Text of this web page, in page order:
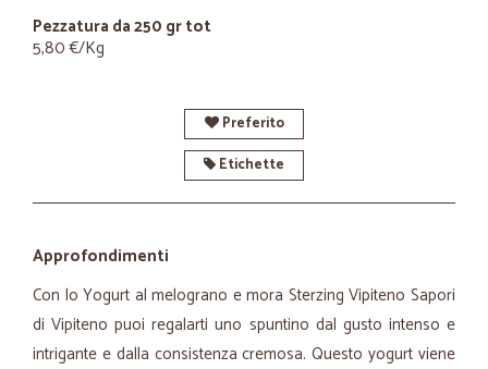
Pezzatura da 250 gr tot
5,80 €/Kg
Preferito
Etichette
Approfondimenti
Con lo Yogurt al melograno e mora Sterzing Vipiteno Sapori
di Vipiteno puoi regalarti uno spuntino dal gusto intenso e
intrigante e dalla consistenza cremosa. Questo yogurt viene